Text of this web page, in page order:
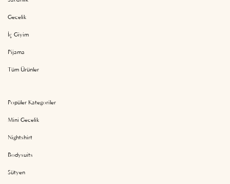
Gecelik
İç Giyim
Pijama
Tüm Ürünler
Popüler Kategoriler
Mini Gecelik
Nightshirt
Bodysuits
Sütyen